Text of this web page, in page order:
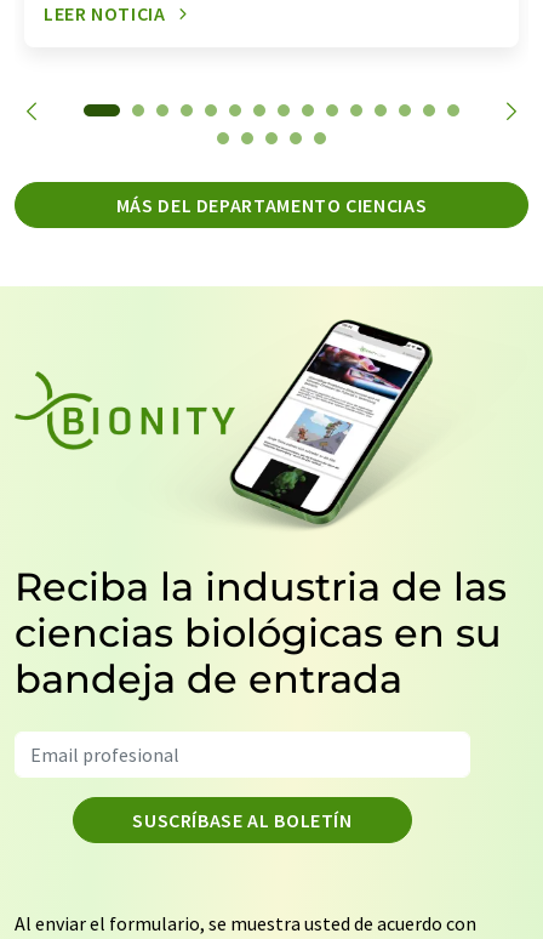
LEER NOTICIA
MÁS DEL DEPARTAMENTO CIENCIAS
Reciba la industria de las
ciencias biológicas en su
bandeja de entrada
SUSCRÍBASE AL BOLETÍN
Al enviar el formulario, se muestra usted de acuerdo con